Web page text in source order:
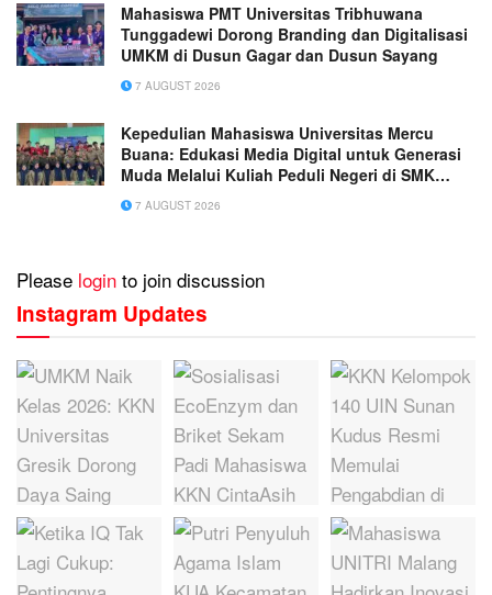
Mahasiswa PMT Universitas Tribhuwana
Tunggadewi Dorong Branding dan Digitalisasi
UMKM di Dusun Gagar dan Dusun Sayang
7 AUGUST 2026
Kepedulian Mahasiswa Universitas Mercu
Buana: Edukasi Media Digital untuk Generasi
Muda Melalui Kuliah Peduli Negeri di SMK
Muhammadiyah 1 Tangerang
7 AUGUST 2026
Please login to join discussion
Instagram Updates